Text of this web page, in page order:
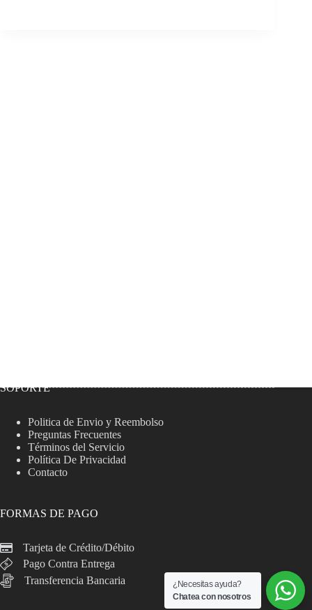
SOPORTE
Politica de Envio y Reembolso
Preguntas Frecuentes
Términos del Servicio
Política De Privacidad
Contacto
FORMAS DE PAGO
Tarjeta de Crédito/Débito
Pago Contra Entrega
Transferencia Bancaria
¿Necesitas ayuda?
Chatea con nosotros